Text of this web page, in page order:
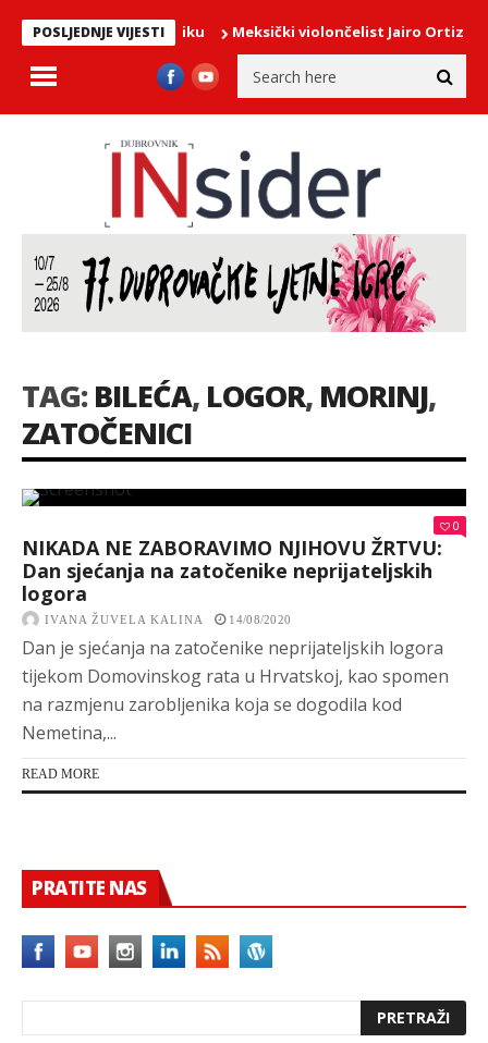
POSLJEDNJE VIJESTI
lapadsku publiku Meksički violončelist Jairo Ortiz u
TAG:BILEĆA, LOGOR, MORINJ,
ZATOČENICI
0
NIKADA NE ZABORAVIMO NJIHOVU ŽRTVU:
Dan sjećanja na zatočenike neprijateljskih
logora
IVANA ŽUVELA KALINA 14/08/2020
Dan je sjećanja na zatočenike neprijateljskih logora
tijekom Domovinskog rata u Hrvatskoj, kao spomen
na razmjenu zarobljenika koja se dogodila kod
Nemetina,...
READ MORE
PRATITE NAS